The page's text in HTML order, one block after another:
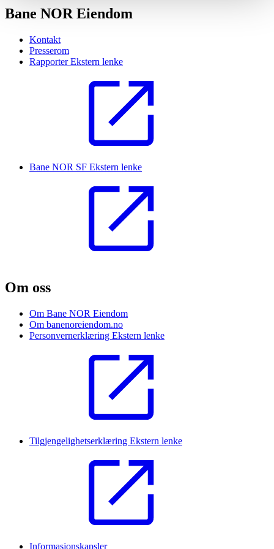
Bane NOR Eiendom
Kontakt
Presserom
RapporterEkstern lenke
Bane NOR SF Ekstern lenke
Om oss
Om Bane NOR Eiendom
Om banenoreiendom.no
Personvernerklæring Ekstern lenke
Tilgjengelighetserklæring Ekstern lenke
Informasjonskapsler